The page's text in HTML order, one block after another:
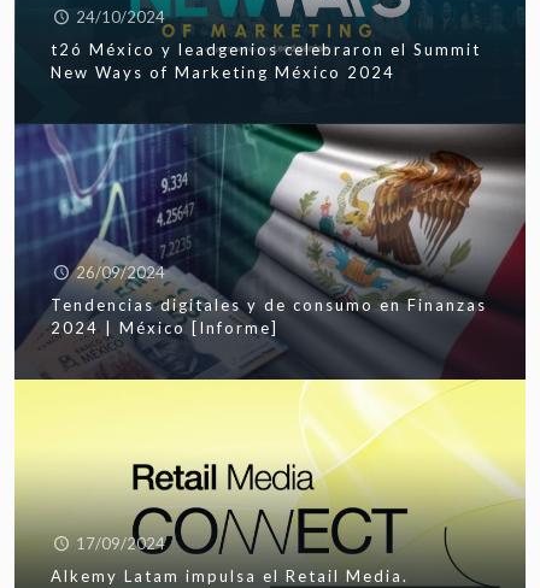
24/10/2024
t2ó México y leadgenios celebraron el Summit
New Ways of Marketing México 2024
26/09/2024
Tendencias digitales y de consumo en Finanzas
2024 | México [Informe]
17/09/2024
Alkemy Latam impulsa el Retail Media.